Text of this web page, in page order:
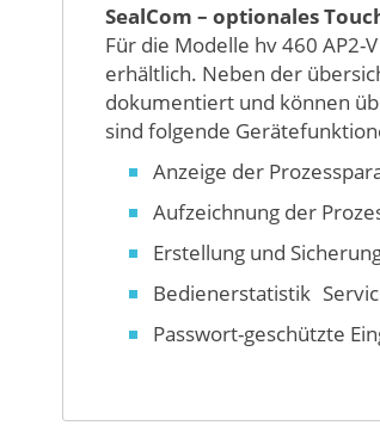
SealCom – optionales
Für die Modelle hv 460 AP2-
erhältlich. Neben der
dokumentiert und können
sind folgende
Anzeige der
Aufzeichnung der
Erstellung und
Bedienerstatistik
Passwort-geschützte